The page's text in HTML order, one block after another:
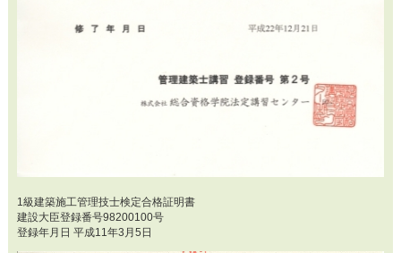
1級建築施工管理技士検定合格証明書
建設大臣登録番号98200100号
登録年月日 平成11年3月5日